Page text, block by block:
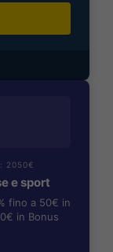
2050€
e sport
fino a 50€ in
in Bonus